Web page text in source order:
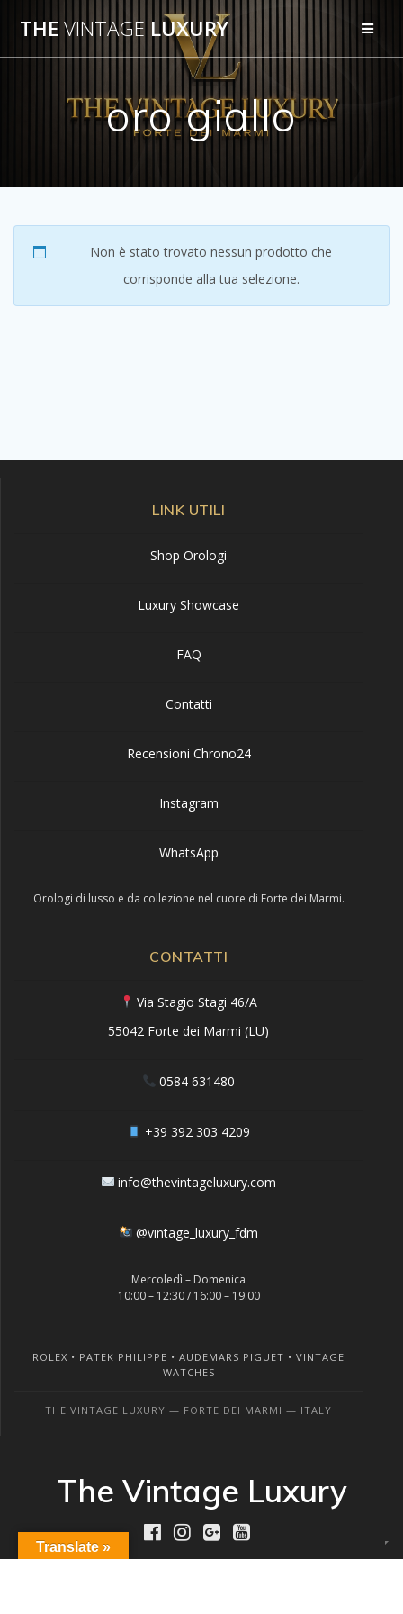
Salta
al
contenuto
THE VINTAGE LUXURY
oro giallo
Non è stato trovato nessun prodotto che
corrisponde alla tua selezione.
LINK UTILI
Shop Orologi
Luxury Showcase
FAQ
Contatti
Recensioni Chrono24
Instagram
WhatsApp
Orologi di lusso e da collezione nel cuore di Forte dei Marmi.
CONTATTI
Via Stagio Stagi 46/A
55042 Forte dei Marmi (LU)
0584 631480
+39 392 303 4209
info@thevintageluxury.com
@vintage_luxury_fdm
Mercoledì – Domenica
10:00 – 12:30 / 16:00 – 19:00
ROLEX • PATEK PHILIPPE • AUDEMARS PIGUET • VINTAGE
WATCHES
THE VINTAGE LUXURY — FORTE DEI MARMI — ITALY
The Vintage Luxury
Translate »